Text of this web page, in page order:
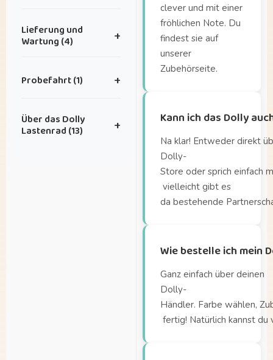
eine tolle
die ich mit euch teilen
ich sie schicken?
Lieferung und
Wartung (4) +
lange ist die Lieferzeit?
Fahrrad Wartung?
Wie plane ich einen Wartungstermin?
Probefahrt (1) +
testen?
Über das Dolly
Lastenrad (13) +
clever und mit einer
fröhlichen Note. Du
findest sie auf
unserer
Zubehörseite.
Kann ich das Dolly
Na klar! Entweder direkt
Dolly-
Store oder sprich einfach
vielleicht gibt es
da bestehende
Wie bestelle ich mein
Ganz einfach über deinen
Dolly-
Händler. Farbe wählen,
fertig! Natürlich kannst du